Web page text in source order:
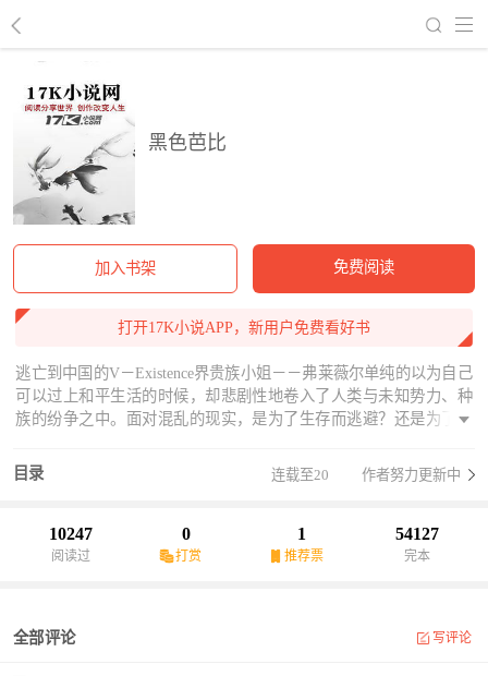
黑色芭比
加入书架 免费阅读
打开17K小说APP，新用户免费看好书
逃亡到中国的V－Existence界贵族小姐－－弗莱薇尔单纯的以为自己
可以过上和平生活的时候，却悲剧性地卷入了人类与未知势力、种
族的纷争之中。面对混乱的现实，是为了生存而逃避？还是为了命
目录
连载至20 作者努力更新中
10247
阅读过
0
打赏
1
推荐票
54127
完本
全部评论 写评论